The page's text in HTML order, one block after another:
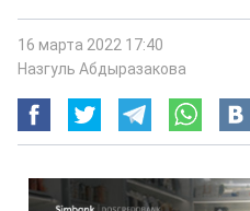
16 марта 2022 17:40
Назгуль Абдыразакова